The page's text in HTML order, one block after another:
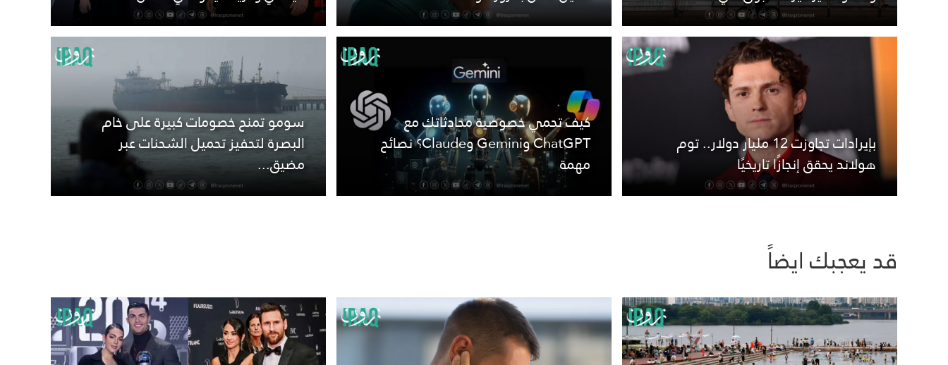
بإيرادات تجاوزت 12 مليار دولار.. توم
هولاند يحقق إنجازًا تاريخيًا
كيف تحمي خصوصية محادثاتك مع
ChatGPT وGemini وClaude؟ نصائح
مهمة
سومو تمنح خصومات كبيرة على خام
البصرة لتحفيز تحميل الشحنات عبر
مضيق...
قد يعجبك ايضاً